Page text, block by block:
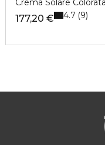
Crema Solare
177,20 € 4.7 9